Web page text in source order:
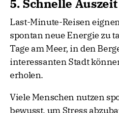
5. Schnelle
Last-Minute-Reisen
spontan neue Energie zu
Tage am Meer, in den
interessanten Stadt
erholen.
Viele Menschen nutzen
bewusst, um Stress